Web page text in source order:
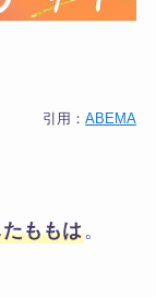
引用：ABEMA
ももは。